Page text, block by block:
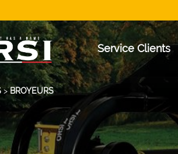
Service Clients
>BROYEURS